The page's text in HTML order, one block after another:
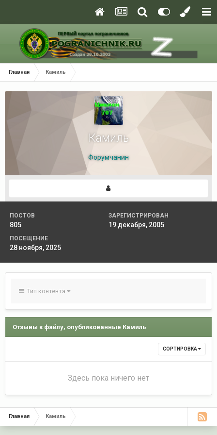
Главная Камиль
Камиль
Форумчанин
ПОСТОВ
805
ЗАРЕГИСТРИРОВАН
19 декабря, 2005
ПОСЕЩЕНИЕ
28 ноября, 2025
Тип контента
Отзывы к файлу, опубликованные Камиль
СОРТИРОВКА
Здесь пока ничего нет
Главная Камиль